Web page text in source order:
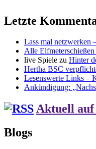
Letzte
Lass mal netzwerken
Alle
live Spiele zu Hinter
Hertha BSC
Lesenswerte Links –
Ankündigung:
Aktuell
Blogs